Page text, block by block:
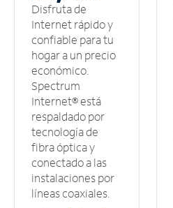
Disfruta de
Internet rápido y
confiable para tu
hogar a un precio
económico.
Spectrum
Internet® está
respaldado por
tecnología de
fibra óptica y
conectado a las
instalaciones por
líneas coaxiales.